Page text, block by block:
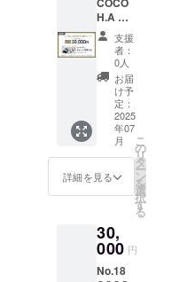
が開催
してい
るキャ
ンペー
ンや割
引と
クーポ
ンの併
用はで
きませ
ん。 ・
ンは
COCO
H.Aの加
のみご
利用い
ただけ
ます。
【備
考】 ・
製作券
の利用
方法に
ついて
は、サ
ンクス
メール
にて詳
細をお
送りし
ます。
館
CANAI
舗での
※初回
のみ・
有効期
間1年
※補聴
器カ
バーは
店舗に
てデザ
イン決
定 ・サ
ンクス
メール
容は同
じとな
りま
す）
H.A 製
作券
新潟上
NailAtel
ier U *
【リ
ターン
詳細】
COCO
H.A 製
作券
両耳/ワ
ラー/
チェー
ン片耳
付き
支援
者：
0人
お届
け予
定：
2025
年07
月
詳細を見る
こ
の
リ
タ
ー
ン
を
選
択
す
る
30,
000 円
No.18